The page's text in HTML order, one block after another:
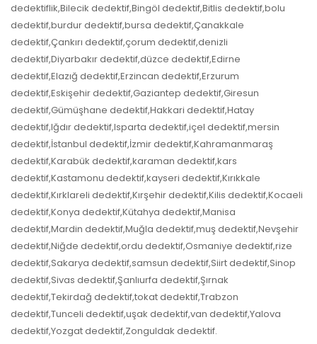
dedektiflik,Bilecik dedektif,Bingöl dedektif,Bitlis dedektif,bolu
dedektif,burdur dedektif,bursa dedektif,Çanakkale
dedektif,Çankırı dedektif,çorum dedektif,denizli
dedektif,Diyarbakır dedektif,düzce dedektif,Edirne
dedektif,Elazığ dedektif,Erzincan dedektif,Erzurum
dedektif,Eskişehir dedektif,Gaziantep dedektif,Giresun
dedektif,Gümüşhane dedektif,Hakkari dedektif,Hatay
dedektif,Iğdır dedektif,Isparta dedektif,içel dedektif,mersin
dedektif,İstanbul dedektif,İzmir dedektif,Kahramanmaraş
dedektif,Karabük dedektif,karaman dedektif,kars
dedektif,Kastamonu dedektif,kayseri dedektif,Kırıkkale
dedektif,Kırklareli dedektif,Kırşehir dedektif,Kilis dedektif,Kocaeli
dedektif,Konya dedektif,Kütahya dedektif,Manisa
dedektif,Mardin dedektif,Muğla dedektif,muş dedektif,Nevşehir
dedektif,Niğde dedektif,ordu dedektif,Osmaniye dedektif,rize
dedektif,Sakarya dedektif,samsun dedektif,Siirt dedektif,Sinop
dedektif,Sivas dedektif,Şanlıurfa dedektif,Şırnak
dedektif,Tekirdağ dedektif,tokat dedektif,Trabzon
dedektif,Tunceli dedektif,uşak dedektif,van dedektif,Yalova
dedektif,Yozgat dedektif,Zonguldak dedektif.